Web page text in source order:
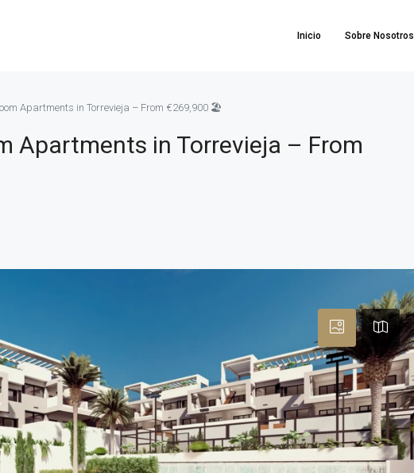
Inicio Sobre Nosotros
Apartments in Torrevieja – From €269,900 🏖️
Apartments in Torrevieja – From